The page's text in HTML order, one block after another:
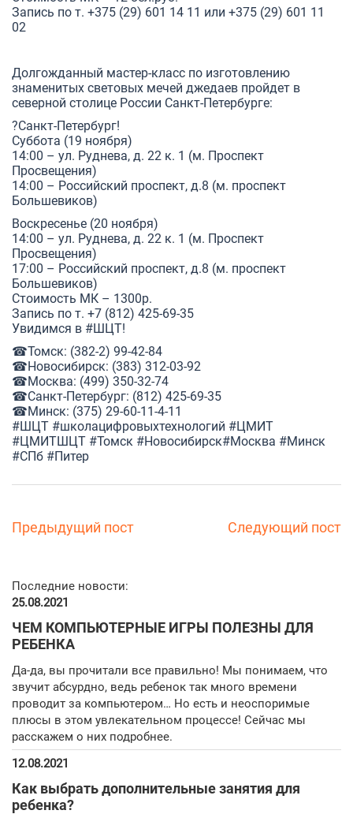
Запись по т. +375 (29) 601 14 11 или +375 (29) 601 11
02
Долгожданный мастер-класс по изготовлению
знаменитых световых мечей джедаев пройдет в
северной столице России Санкт-Петербурге:
?Санкт-Петербург!
Суббота (19 ноября)
14:00 – ул. Руднева, д. 22 к. 1 (м. Проспект
Просвещения)
14:00 – Российский проспект, д.8 (м. проспект
Большевиков)
Воскресенье (20 ноября)
14:00 – ул. Руднева, д. 22 к. 1 (м. Проспект
Просвещения)
17:00 – Российский проспект, д.8 (м. проспект
Большевиков)
Стоимость МК – 1300р.
Запись по т. +7 (812) 425-69-35
Увидимся в #ШЦТ!
☎Томск: (382-2) 99-42-84
☎Новосибирск: (383) 312-03-92
☎Москва: (499) 350-32-74
☎Санкт-Петербург: (812) 425-69-35
☎Минск: (375) 29-60-11-4-11
#ШЦТ #школацифровыхтехнологий #ЦМИТ
#ЦМИТШЦТ #Томск #Новосибирск#Москва #Минск
#СПб #Питер
Предыдущий пост Следующий пост
Последние новости:
25.08.2021
ЧЕМ КОМПЬЮТЕРНЫЕ ИГРЫ ПОЛЕЗНЫ ДЛЯ
РЕБЕНКА
Да-да, вы прочитали все правильно! Мы понимаем, что
звучит абсурдно, ведь ребенок так много времени
проводит за компьютером… Но есть и неоспоримые
плюсы в этом увлекательном процессе! Сейчас мы
расскажем о них подробнее.
12.08.2021
Как выбрать дополнительные занятия для
ребенка?